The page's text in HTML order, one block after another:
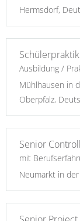
Hermsdorf,
Ausbildung /
Mühlhausen in
Oberpfalz,
Senior
mit
Neumarkt in